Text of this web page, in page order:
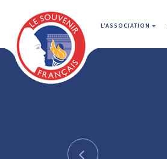
L'ASSOCIATION